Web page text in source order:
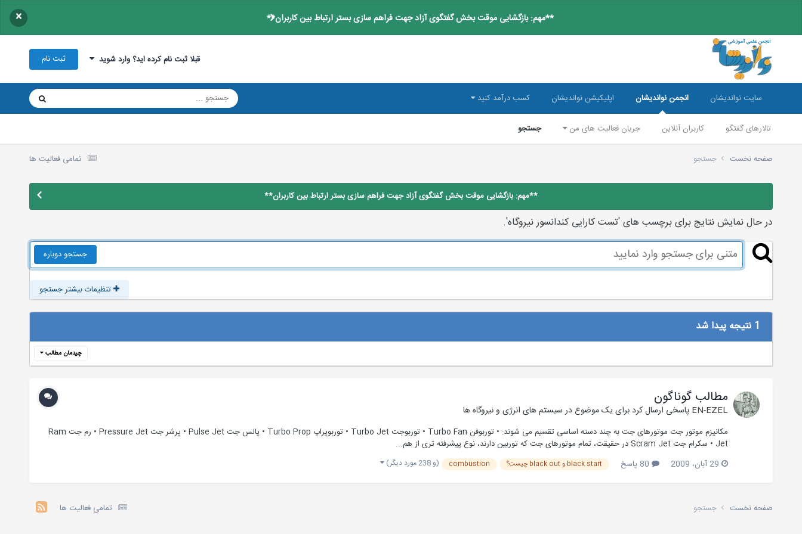
**مهم: بازگشایی موقت بخش گفتگوی آزاد جهت فراهم سازی بستر ارتباط بین کاربران** ×
قبلا ثبت نام کرده اید؟ وارد شوید ثبت نام
سایت نواندیشان انجمن نواندیشان
تالارهای گفتگو کاربران آنلاین جریان فعالیت های من جستجو
اپلیکیشن نواندیشان کسب درآمد کنید
تمامی فعالیت ها صفحه نخست جستجو
**مهم: بازگشایی موقت بخش گفتگوی آزاد جهت فراهم سازی بستر ارتباط بین کاربران**
در حال نمایش نتایج برای برچسب های 'تست کارایی کندانسور نیروگاه'.
جستجو دوباره
تنظیمات بیشتر جستجو
1 نتیجه پیدا شد
چیدمان مطالب
مطالب گوناگون
EN-EZEL پاسخی ارسال کرد برای یک موضوع درسیستم های انرژی و نیروگاه ها
مکانیزم موتور جت موتورهای جت به چند دسته اساسی تقسیم می شوند: • توربوفن Turbo Fan • توربوجت Turbo Jet • توربوپراپ Turbo Prop • پالس جت Pulse Jet • پرشر جت Pressure Jet • رم جت Ram
Jet • سکرام جت Scram Jet در حقیقت، تمام موتورهای جت که توربین دارند، نوع پیشرفته تری از هم...
29 آبان، 2009
80 پاسخ black start و black out چیست؟ combustion (و 238 مورد دیگر)
تمامی فعالیت ها صفحه نخست جستجو